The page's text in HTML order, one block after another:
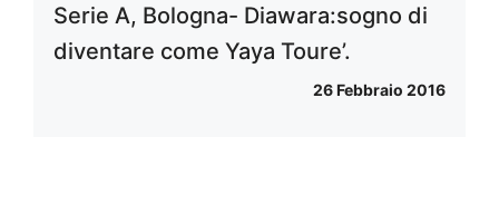
Serie A, Bologna- Diawara:sogno di
diventare come Yaya Toure’.
26 Febbraio 2016